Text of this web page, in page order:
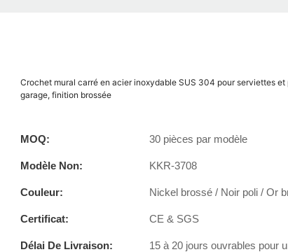
Crochet mural carré en acier inoxydable SUS 304 pour serviettes
garage, finition brossée
MOQ: 30 pièces par modèle
Modèle Non: KKR-3708
Couleur: Nickel brossé / Noir poli / Or
Certificat: CE & SGS
Délai De Livraison: 15 à 20 jours ouvrables pour